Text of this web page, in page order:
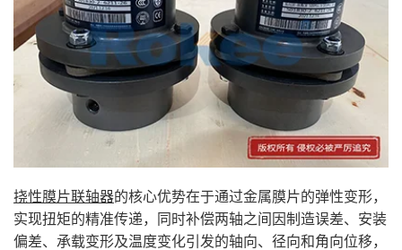
挠性膜片联轴器的核心优势在于通过金属膜片的弹性变形，
实现扭矩的精准传递，同时补偿两轴之间因制造误差、安装
偏差、承载变形及温度变化引发的轴向、径向和角向位移，